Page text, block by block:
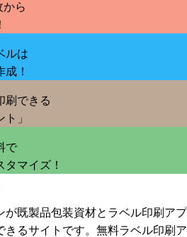
から
ルは
！
刷できる
」
で
マイズ！
が既製品包装資材とラベル印刷アプ
きるサイトです。無料ラベル印刷ア